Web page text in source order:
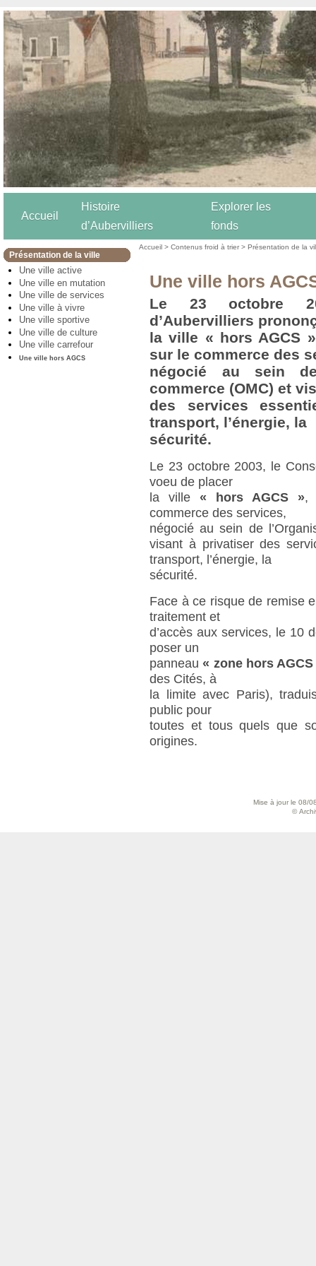
Accueil
Histoire
d’Aubervilliers
Explorer les
fonds
Présentation de la ville
Une ville active
Une ville en mutation
Une ville de services
Une ville à vivre
Une ville sportive
Une ville de culture
Une ville carrefour
Une ville hors AGCS
Accueil >Contenus froid à trier >Présentation de la
Une ville hors
Le 23 octobre
d’Aubervilliers
la ville « hors AGCS
sur le commerce des
négocié au sein
commerce (OMC) et
des services
transport, l’énergie, la
sécurité.
Le 23 octobre 2003, le
voeu de placer
la ville« hors AGCS »,
commerce des services,
négocié au sein de
visant à privatiser des
transport, l’énergie, la
sécurité.
Face à ce risque de remise
traitement et
d’accès aux services, le 10
poser un
panneau« zone hors AGCS
des Cités, à
la limite avec Paris),
public pour
toutes et tous quels que
origines.
Mise à jour le 08/
©